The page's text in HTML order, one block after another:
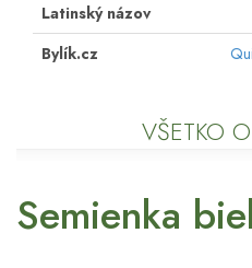
Latinský názov
Bylík.cz
VŠETKO
Semienka